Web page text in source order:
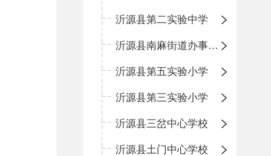
沂源县第二实验中学
沂源县南麻街道办事处中心小学
沂源县第五实验小学
沂源县第三实验小学
沂源县三岔中心学校
沂源县土门中心学校